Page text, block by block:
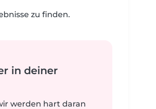
zu finden.
in deiner
werden hart daran